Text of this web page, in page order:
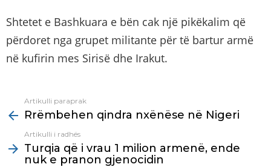
Shtetet e Bashkuara e bën cak një pikëkalim që
përdoret nga grupet militante për të bartur armë
në kufirin mes Sirisë dhe Irakut.
more
Artikulli paraprak
Rrëmbehen qindra nxënëse në Nigeri
Artikulli i radhës
Turqia që i vrau 1 milion armenë, ende
nuk e pranon gjenocidin